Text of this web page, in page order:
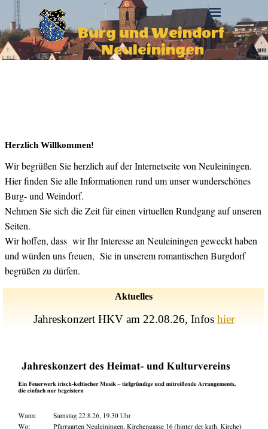
Direkt zum Seiteninhalt Menü überspringen
Burg und Weindorf
Neuleiningen
Herzlich Willkommen!
Wir begrüßen Sie herzlich auf der Internetseite von Neuleiningen.
Hier finden Sie alle Informationen rund um unser wunderschönes
Burg- und Weindorf.
Nehmen Sie sich die Zeit für einen virtuellen Rundgang auf unseren
Seiten.
Wir hoffen, dass wir Ihr Interesse an Neuleiningen geweckt haben
und würden uns freuen, Sie in unserem romantischen Burgdorf
begrüßen zu dürfen.
Aktuelles
Jahreskonzert HKV am 22.08.26, Infos hier